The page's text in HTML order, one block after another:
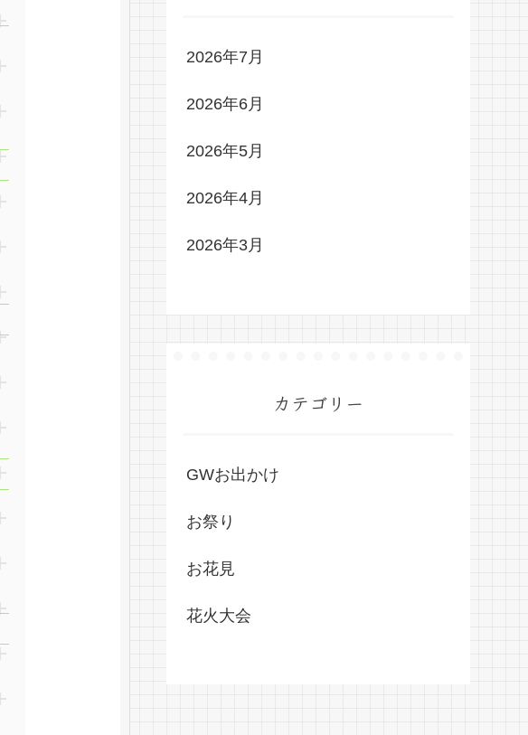
2026年7月
2026年6月
2026年5月
2026年4月
2026年3月
カテゴリー
GWお出かけ
お祭り
お花見
花火大会